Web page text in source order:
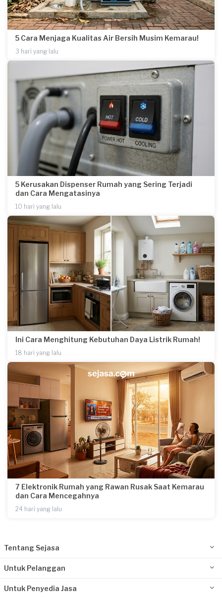
5 Cara Menjaga Kualitas Air Bersih Musim Kemarau!
3 hari yang lalu
5 Kerusakan Dispenser Rumah yang Sering Terjadi
dan Cara Mengatasinya
10 hari yang lalu
Ini Cara Menghitung Kebutuhan Daya Listrik Rumah!
18 hari yang lalu
7 Elektronik Rumah yang Rawan Rusak Saat Kemarau
dan Cara Mencegahnya
24 hari yang lalu
Tentang Sejasa
Untuk Pelanggan
Untuk Penyedia Jasa